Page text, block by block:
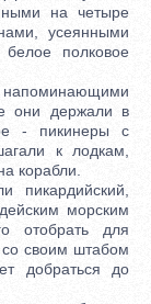
на четыре
усеянными
полковое
они держали в
- пикинеры с
к лодкам,
корабли.
морским
отобрать для
своим штабом
добраться до